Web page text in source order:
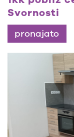
Svornosti
pronajato